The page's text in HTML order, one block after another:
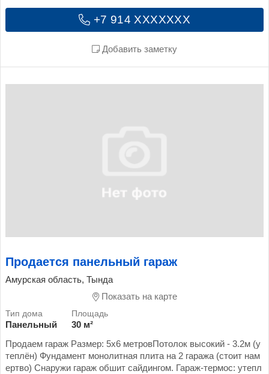
+7 914 XXXXXXX
Добавить заметку
Продается панельный гараж
Амурская область, Тында
Показать на карте
Панельный
30 м²
Продаем гараж Размер: 5х6 метровПотолок высокий - 3.2м (у
теплён) Фундамент монолитная плита на 2 гаража (стоит нам
ертво) Снаружи гараж обшит сайдингом. Гараж-термос: утепл